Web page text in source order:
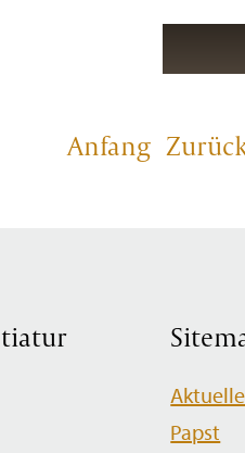
Anfang
Navigation
überspringen
Papst